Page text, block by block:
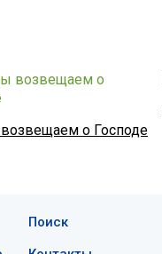
о Господе
Поиск